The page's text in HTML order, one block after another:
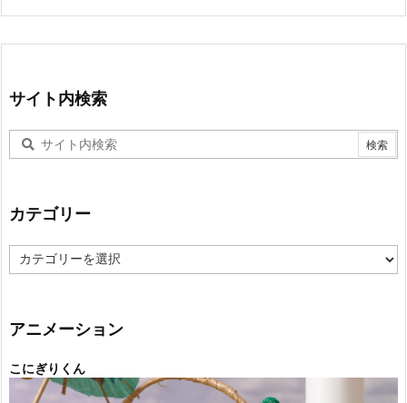
サイト内検索
カテゴリー
テ
ー
アニメーション
こにぎりくん